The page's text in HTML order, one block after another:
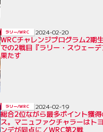
WRCチャレンジプログラム2期
での2戦目『ラリー・スウェー
果たす
ラリー/WRC 2024-02-20
総合2位ながら最多ポイント獲
ス。マニュファクチャラーはト
ンデが同点に／WRC第2戦
ラリー/WRC 2024-02-19